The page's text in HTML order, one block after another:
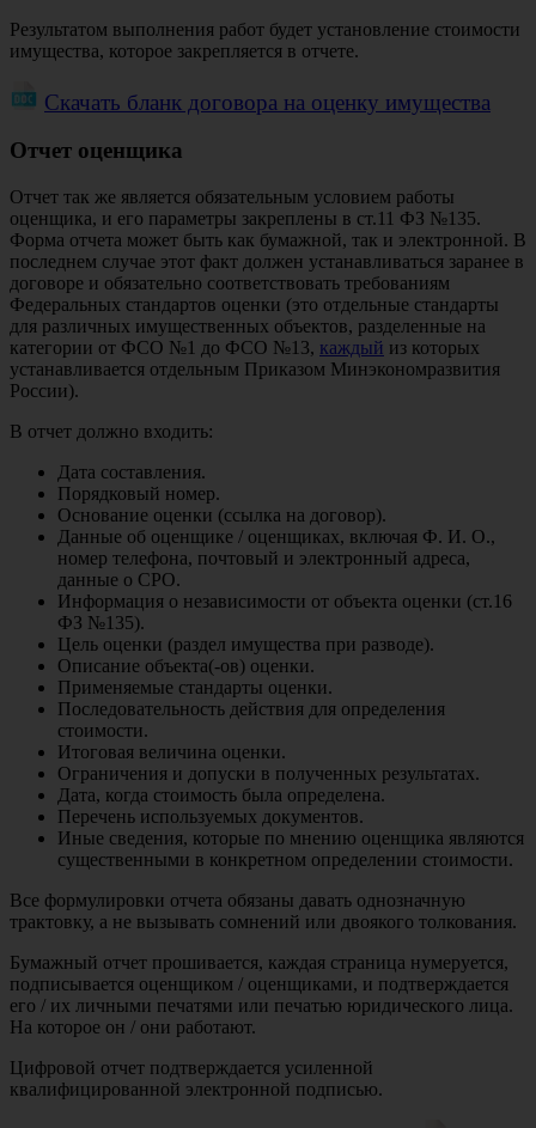
Результатом выполнения работ будет установление стоимости
имущества, которое закрепляется в отчете.
Скачать бланк договора на оценку имущества
Отчет оценщика
Отчет так же является обязательным условием работы
оценщика, и его параметры закреплены в ст.11 ФЗ №135.
Форма отчета может быть как бумажной, так и электронной. В
последнем случае этот факт должен устанавливаться заранее в
договоре и обязательно соответствовать требованиям
Федеральных стандартов оценки (это отдельные стандарты
для различных имущественных объектов, разделенные на
категории от ФСО №1 до ФСО №13, каждый из которых
устанавливается отдельным Приказом Минэкономразвития
России).
В отчет должно входить:
Дата составления.
Порядковый номер.
Основание оценки (ссылка на договор).
Данные об оценщике / оценщиках, включая Ф. И. О.,
номер телефона, почтовый и электронный адреса,
данные о СРО.
Информация о независимости от объекта оценки (ст.16
ФЗ №135).
Цель оценки (раздел имущества при разводе).
Описание объекта(-ов) оценки.
Применяемые стандарты оценки.
Последовательность действия для определения
стоимости.
Итоговая величина оценки.
Ограничения и допуски в полученных результатах.
Дата, когда стоимость была определена.
Перечень используемых документов.
Иные сведения, которые по мнению оценщика являются
существенными в конкретном определении стоимости.
Все формулировки отчета обязаны давать однозначную
трактовку, а не вызывать сомнений или двоякого толкования.
Бумажный отчет прошивается, каждая страница нумеруется,
подписывается оценщиком / оценщиками, и подтверждается
его / их личными печатями или печатью юридического лица.
На которое он / они работают.
Цифровой отчет подтверждается усиленной
квалифицированной электронной подписью.